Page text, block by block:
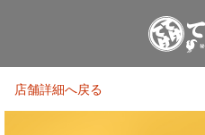
店舗詳細へ戻る